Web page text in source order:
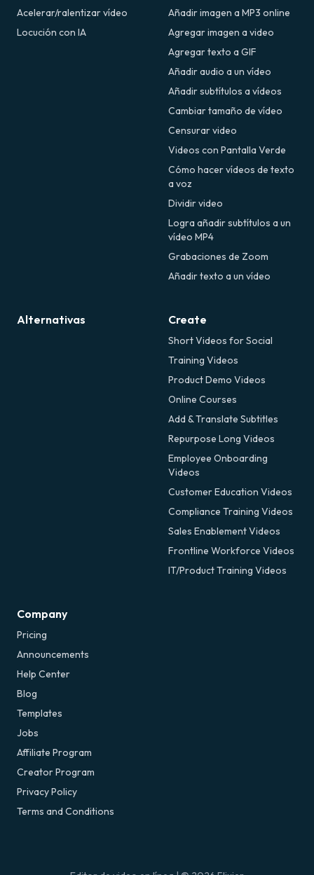
Acelerar/ralentizar vídeo
Locución con IA
Añadir imagen a MP3 online
Agregar imagen a video
Agregar texto a GIF
Añadir audio a un vídeo
Añadir subtítulos a vídeos
Cambiar tamaño de vídeo
Censurar video
Videos con Pantalla Verde
Cómo hacer vídeos de texto
a voz
Dividir video
Logra añadir subtítulos a un
vídeo MP4
Grabaciones de Zoom
Añadir texto a un vídeo
Alternativas Create
Short Videos for Social
Training Videos
Product Demo Videos
Online Courses
Add & Translate Subtitles
Repurpose Long Videos
Employee Onboarding
Videos
Customer Education Videos
Compliance Training Videos
Sales Enablement Videos
Frontline Workforce Videos
IT/Product Training Videos
Company
Pricing
Announcements
Help Center
Blog
Templates
Jobs
Affiliate Program
Creator Program
Privacy Policy
Terms and Conditions